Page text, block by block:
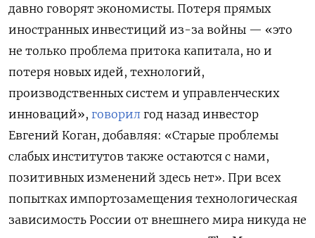
давно говорят экономисты. Потеря прямых
иностранных инвестиций из-за войны — «это
не только проблема притока капитала, но и
потеря новых идей, технологий,
производственных систем и управленческих
инноваций», говорил год назад инвестор
Евгений Коган, добавляя: «Старые проблемы
слабых институтов также остаются с нами,
позитивных изменений здесь нет». При всех
попытках импортозамещения технологическая
зависимость России от внешнего мира никуда не